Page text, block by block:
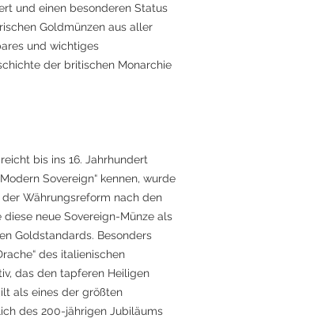
und einen besonderen Status
Goldmünzen aus aller
und wichtiges
der britischen Monarchie
bis ins 16. Jahrhundert
Sovereign“ kennen, wurde
der Währungsreform nach den
neue Sovereign-Münze als
Goldstandards. Besonders
des italienischen
das den tapferen Heiligen
als eines der größten
des 200-jährigen Jubiläums